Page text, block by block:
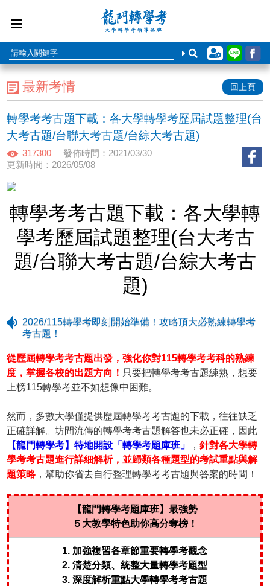
最新考情 回上頁
轉學考考古題下載：各大學轉學考歷屆試題整理(台
大考古題/台聯大考古題/台綜大考古題)
317300
發佈時間：2021/03/30
更新時間：2026/05/08
轉學考考古題下載：各大學轉
學考歷屆試題整理(台大考古
題/台聯大考古題/台綜大考古
題)
2026/115轉學考即刻開始準備！攻略頂大必熟練轉學考
考古題！
從歷屆轉學考考古題出發，強化你對115轉學考考科的熟練
度，掌握各校的出題方向！ 只要把轉學考考古題練熟，想要
上榜115轉學考並不如想像中困難。
然而，多數大學僅提供歷屆轉學考考古題的下載，往往缺乏
正確詳解。坊間流傳的轉學考考古題解答也未必正確，因此
【龍門轉學考】特地開設「轉學考題庫班」
，針對各大學轉
學考考古題進行詳細解析，並歸類各種題型的考試重點與解
題策略，幫助你省去自行整理轉學考考古題與答案的時間！
【龍門轉學考題庫班】最強勢
５大教學特色助你高分奪榜！
1. 加強複習各章節重要轉學考觀念
2. 清楚分類、統整大量轉學考題型
3. 深度解析重點大學轉學考考古題